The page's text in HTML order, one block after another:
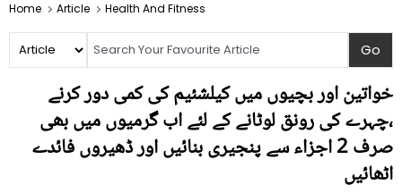
Home Article Health And Fitness
خواتین اور بچیوں میں کیلشئیم کی کمی دور کرنے
،چہرے کی رونق لوٹانے کے لئے اب گرمیوں میں بھی
صرف 2 اجزاء سے پنجیری بنائیں اور ڈھیروں فائدے
اٹھائیں